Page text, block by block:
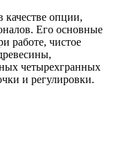
качестве опции,
Его основные
работе, чистое
четырехгранных
и регулировки.